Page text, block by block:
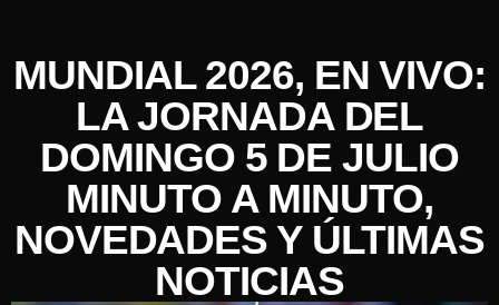
MUNDIAL 2026, EN VIVO:
LA JORNADA DEL
DOMINGO 5 DE JULIO
MINUTO A MINUTO,
NOVEDADES Y ÚLTIMAS
NOTICIAS